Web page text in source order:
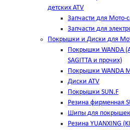
детских ATV
Запчасти для Мото-
Запчасти для
Покрышки и Диски для
Покрышки WANDA
SAGITTA и прочих)
Покрышки WANDA
Диски ATV
Покрышки SUN.F
Резина фирменная
Шипы для покрышек
Резина YUANXING